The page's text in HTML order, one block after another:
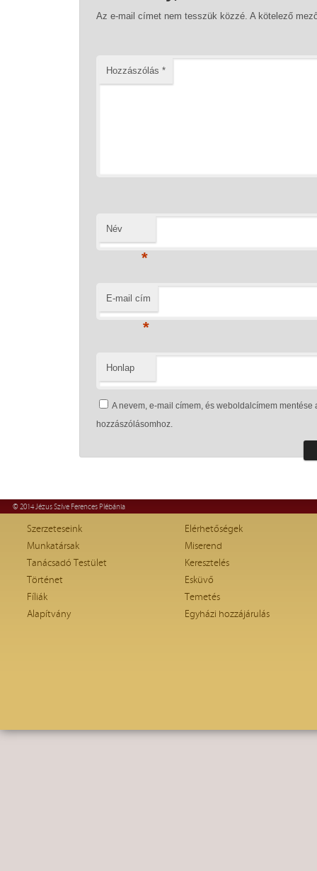
Az e-mail címet nem tesszük közzé. A kötelező
Hozzászólás *
Név
*
E-mail cím
*
Honlap
A nevem, e-mail címem, és weboldalcímem
hozzászólásomhoz.
© 2014 Jézus Szíve Ferences Plébánia
Szerzeteseink
Munkatársak
Tanácsadó Testület
Történet
Fíliák
Alapítvány
Elérhetőségek
Miserend
Keresztelés
Esküvő
Temetés
Egyházi hozzájárulás